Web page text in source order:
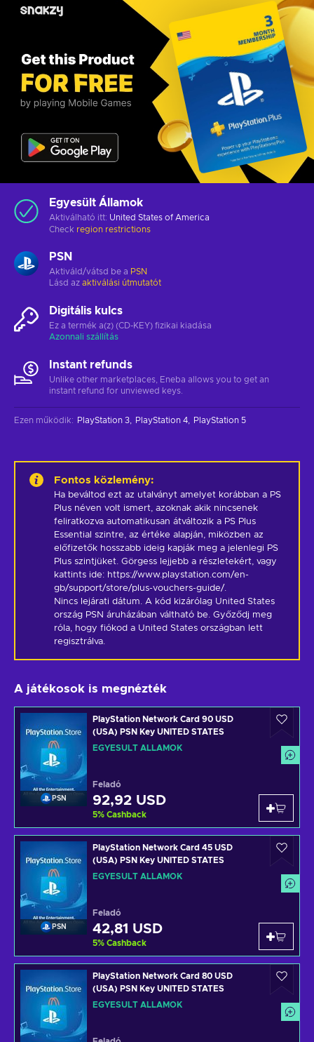
Egyesült Államok
Aktiválható itt: United States of America
Check region restrictions
PSN
Aktiváld/vátsd be a PSN
Lásd az aktiválási útmutatót
Digitális kulcs
Ez a termék a(z) (CD-KEY) fizikai kiadása
Azonnali szállítás
Instant refunds
Unlike other marketplaces, Eneba allows you to get an
instant refund for unviewed keys.
Ezen működik: PlayStation 3 PlayStation 4 PlayStation 5
Fontos közlemény:
Ha beváltod ezt az utalványt amelyet korábban a PS
Plus néven volt ismert, azoknak akik nincsenek
feliratkozva automatikusan átváltozik a PS Plus
Essential szintre, az értéke alapján, miközben az
előfizetők hosszabb ideig kapják meg a jelenlegi PS
Plus szintjüket. Görgess lejjebb a részletekért, vagy
kattints ide: https://www.playstation.com/en-
gb/support/store/plus-vouchers-guide/.
Nincs lejárati dátum. A kód kizárólag United States
ország PSN áruházában váltható be. Győződj meg
róla, hogy fiókod a United States országban lett
regisztrálva.
A játékosok is megnézték
PSN
PlayStation Network Card 90 USD
(USA) PSN Key UNITED STATES
EGYESÜLT ÁLLAMOK
Feladó
92,92 USD
5% Cashback
PSN
PlayStation Network Card 45 USD
(USA) PSN Key UNITED STATES
EGYESÜLT ÁLLAMOK
Feladó
42,81 USD
5% Cashback
PlayStation Network Card 80 USD
(USA) PSN Key UNITED STATES
EGYESÜLT ÁLLAMOK